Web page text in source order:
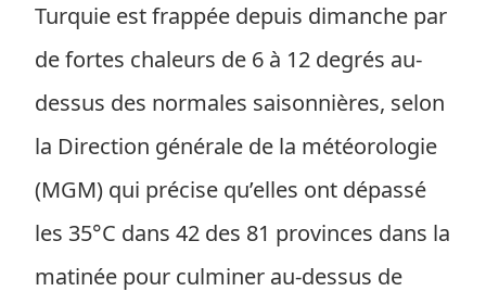
Turquie est frappée depuis dimanche par
de fortes chaleurs de 6 à 12 degrés au-
dessus des normales saisonnières, selon
la Direction générale de la météorologie
(MGM) qui précise qu’elles ont dépassé
les 35°C dans 42 des 81 provinces dans la
matinée pour culminer au-dessus de